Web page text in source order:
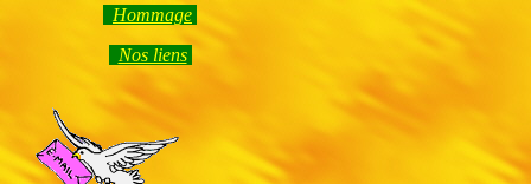
Hommage
Nos liens